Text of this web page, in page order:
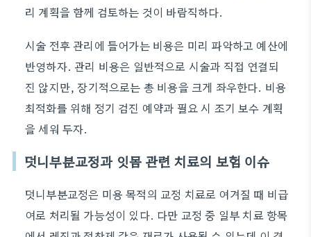
리 계획을 함께 검토하는 것이 바람직하다.
시술 전후 관리에 들어가는 비용은 미리 파악하고 예산에
반영하자. 관리 비용은 일반적으로 시술과 직접 연결되
진 않지만, 장기적으로는 총 비용을 크게 좌우한다. 비용
최적화를 위해 정기 검진 예약과 필요 시 조기 보수 계획
을 세워 두자.
덧니부분교정과 잇몸 관련 치료의 보험 이슈
덧니부분교정은 미용 목적의 교정 치료로 여겨질 때 비급
여로 처리될 가능성이 있다. 다만 교정 중 일부 치료 항목